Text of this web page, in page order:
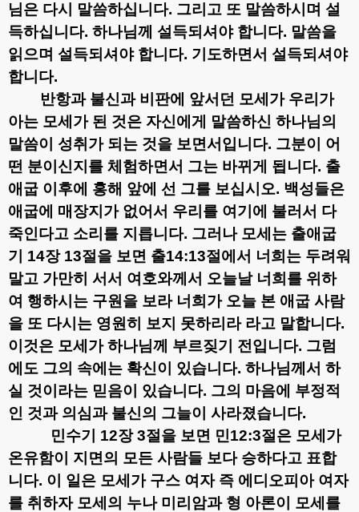
님은 다시 말씀하십니다. 그리고 또 말씀하시며 설
득하십니다. 하나님께 설득되셔야 합니다. 말씀을
읽으며 설득되셔야 합니다. 기도하면서 설득되셔야
합니다.
반항과 불신과 비판에 앞서던 모세가 우리가
아는 모세가 된 것은 자신에게 말씀하신 하나님의
말씀이 성취가 되는 것을 보면서입니다. 그분이 어
떤 분이신지를 체험하면서 그는 바뀌게 됩니다. 출
애굽 이후에 홍해 앞에 선 그를 보십시오. 백성들은
애굽에 매장지가 없어서 우리를 여기에 불러서 다
죽인다고 소리를 지릅니다. 그러나 모세는 출애굽
기 14장 13절을 보면 출14:13절에서 너희는 두려워
말고 가만히 서서 여호와께서 오늘날 너희를 위하
여 행하시는 구원을 보라 너희가 오늘 본 애굽 사람
을 또 다시는 영원히 보지 못하리라 라고 말합니다.
이것은 모세가 하나님께 부르짖기 전입니다. 그럼
에도 그의 속에는 확신이 있습니다. 하나님께서 하
실 것이라는 믿음이 있습니다. 그의 마음에 부정적
인 것과 의심과 불신의 그늘이 사라졌습니다.
민수기 12장3절을 보면 민12:3절은 모세가
온유함이 지면의 모든 사람들 보다 승하다고 표합
니다. 이 일은 모세가 구스 여자 즉 에디오피아 여자
를 취하자 모세의 누나 미리암과 형 아론이 모세를